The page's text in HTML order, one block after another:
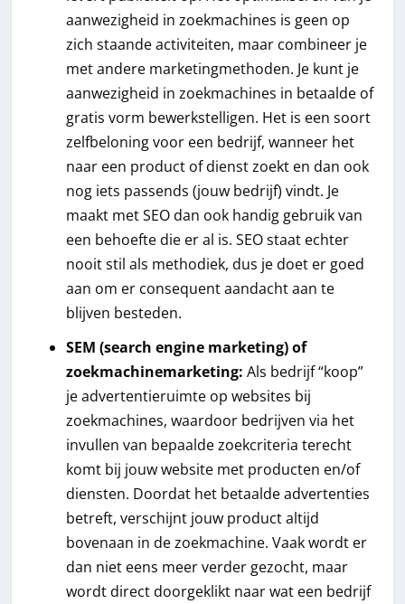
aanwezigheid in zoekmachines is geen op
zich staande activiteiten, maar combineer je
met andere marketingmethoden. Je kunt je
aanwezigheid in zoekmachines in betaalde of
gratis vorm bewerkstelligen. Het is een soort
zelfbeloning voor een bedrijf, wanneer het
naar een product of dienst zoekt en dan ook
nog iets passends (jouw bedrijf) vindt. Je
maakt met SEO dan ook handig gebruik van
een behoefte die er al is. SEO staat echter
nooit stil als methodiek, dus je doet er goed
aan om er consequent aandacht aan te
blijven besteden.
SEM (search engine marketing) of
zoekmachinemarketing:Als bedrijf “koop”
je advertentieruimte op websites bij
zoekmachines, waardoor bedrijven via het
invullen van bepaalde zoekcriteria terecht
komt bij jouw website met producten en/of
diensten. Doordat het betaalde advertenties
betreft, verschijnt jouw product altijd
bovenaan in de zoekmachine. Vaak wordt er
dan niet eens meer verder gezocht, maar
wordt direct doorgeklikt naar wat een bedrijf